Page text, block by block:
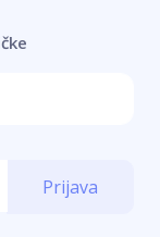
Prijava